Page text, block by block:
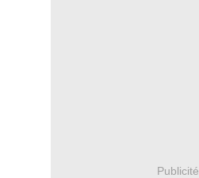
Publicité